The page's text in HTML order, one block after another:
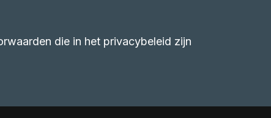
die in het privacybeleid zijn